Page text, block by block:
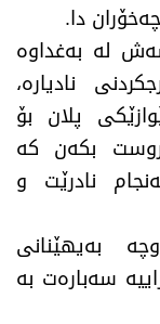
دا.
لە بەغداوە
نادیارە،
پلان بۆ
بکەن کە
نادرێت و
بەیهێنانی
سەبارەت بە